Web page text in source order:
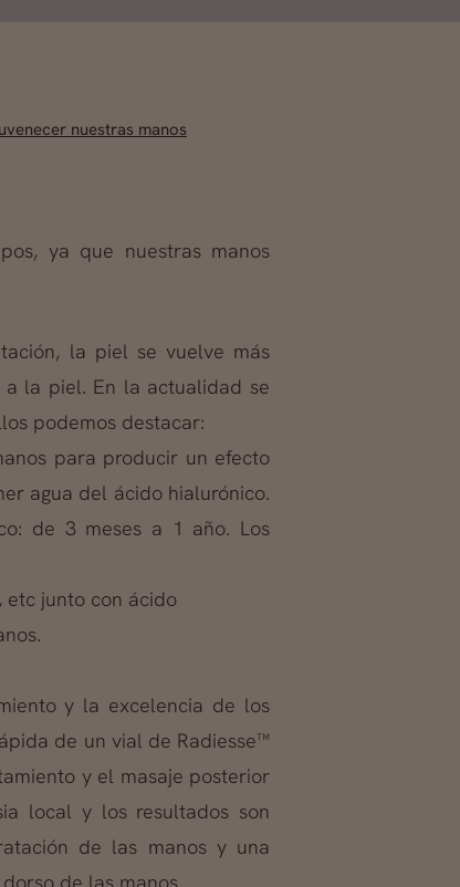
nuestras manos
ya que nuestras manos
la piel se vuelve más
la piel. En la actualidad se
podemos destacar:
para producir un efecto
agua del ácido hialurónico.
de 3 meses a 1 año. Los
etc junto con ácido
y la excelencia de los
de un vial de Radiesse™
y el masaje posterior
local y los resultados son
de las manos y una